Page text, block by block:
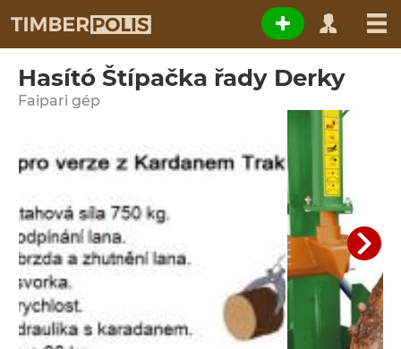
Hasító Štípačka řady Derky
Faipari gép